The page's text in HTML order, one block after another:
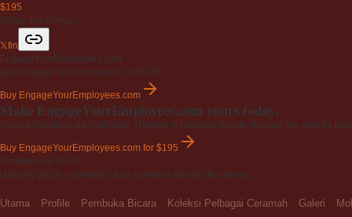
$195
Share this domain
𝕏fin
EngageYourEmployees.com
Buy EngageYourEmployees.com$195
Buy EngageYourEmployees.com
Make EngageYourEmployees.com yours today.
Secure checkout via GoDaddy. Transfer is handled directly through the world's
Buy EngageYourEmployees.com for $195
Professional Trust
Used by SEOs, marketers, and investors all over the world.
Utama Profile Pembuka Bicara Koleksi Pelbagai Ceramah Galeri